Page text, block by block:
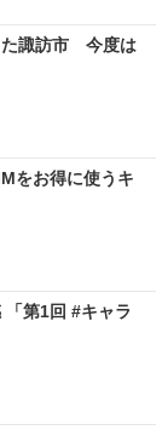
た諏訪市 今度は
をお得に使うキ
第1回 #キャラ